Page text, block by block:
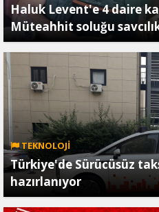
Haluk Levent'e 4 daire
Müteahhit soluğu
TEKNOLOJİ
Türkiye'de Sürücüsüz
hazırlanıyor